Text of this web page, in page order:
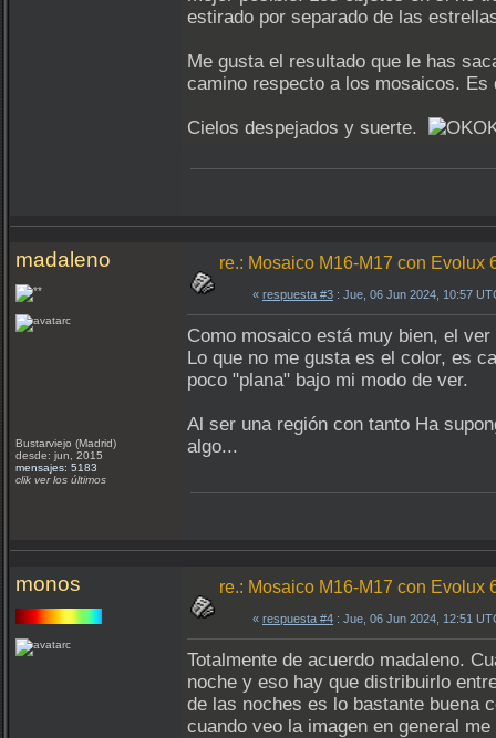
estirado por separado de las
Me gusta el resultado que le has
camino respecto a los mosaicos.
Cielos despejados y suerte.
madaleno
Bustarviejo (Madrid)
desde: jun, 2015
mensajes: 5183
clik ver los últimos
re.: Mosaico M16-M17 con Evolux
« respuesta #3 : Jue, 06 Jun 2024, 10:57
Como mosaico está muy bien, el
Lo que no me gusta es el color, es
poco "plana" bajo mi modo de ver.
Al ser una región con tanto Ha
algo...
monos re.: Mosaico M16-M17 con Evolux
« respuesta #4 : Jue, 06 Jun 2024, 12:51
Totalmente de acuerdo madaleno.
noche y eso hay que distribuirlo
de las noches es lo bastante buena
cuando veo la imagen en general